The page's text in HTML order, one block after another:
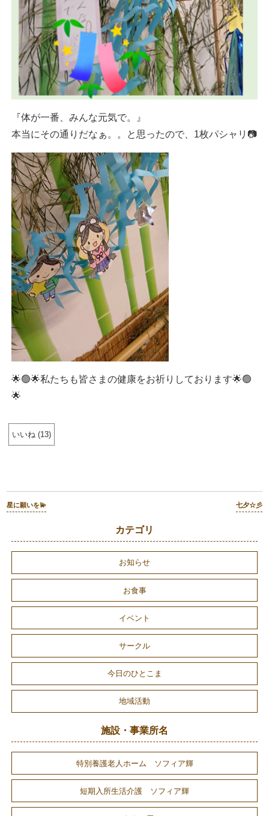
『体が一番、みんな元気で。』
本当にその通りだなぁ。。と思ったので、1枚パシャリ📷
🌟🟢🌟私たちも皆さまの健康をお祈りしております🌟🟢
🌟
いいね (13)
星に願いを💫 七夕☆彡
カテゴリ
お知らせ
お食事
イベント
サークル
今日のひとこま
地域活動
施設・事業所名
特別養護老人ホーム ソフィア輝
短期入所生活介護 ソフィア輝